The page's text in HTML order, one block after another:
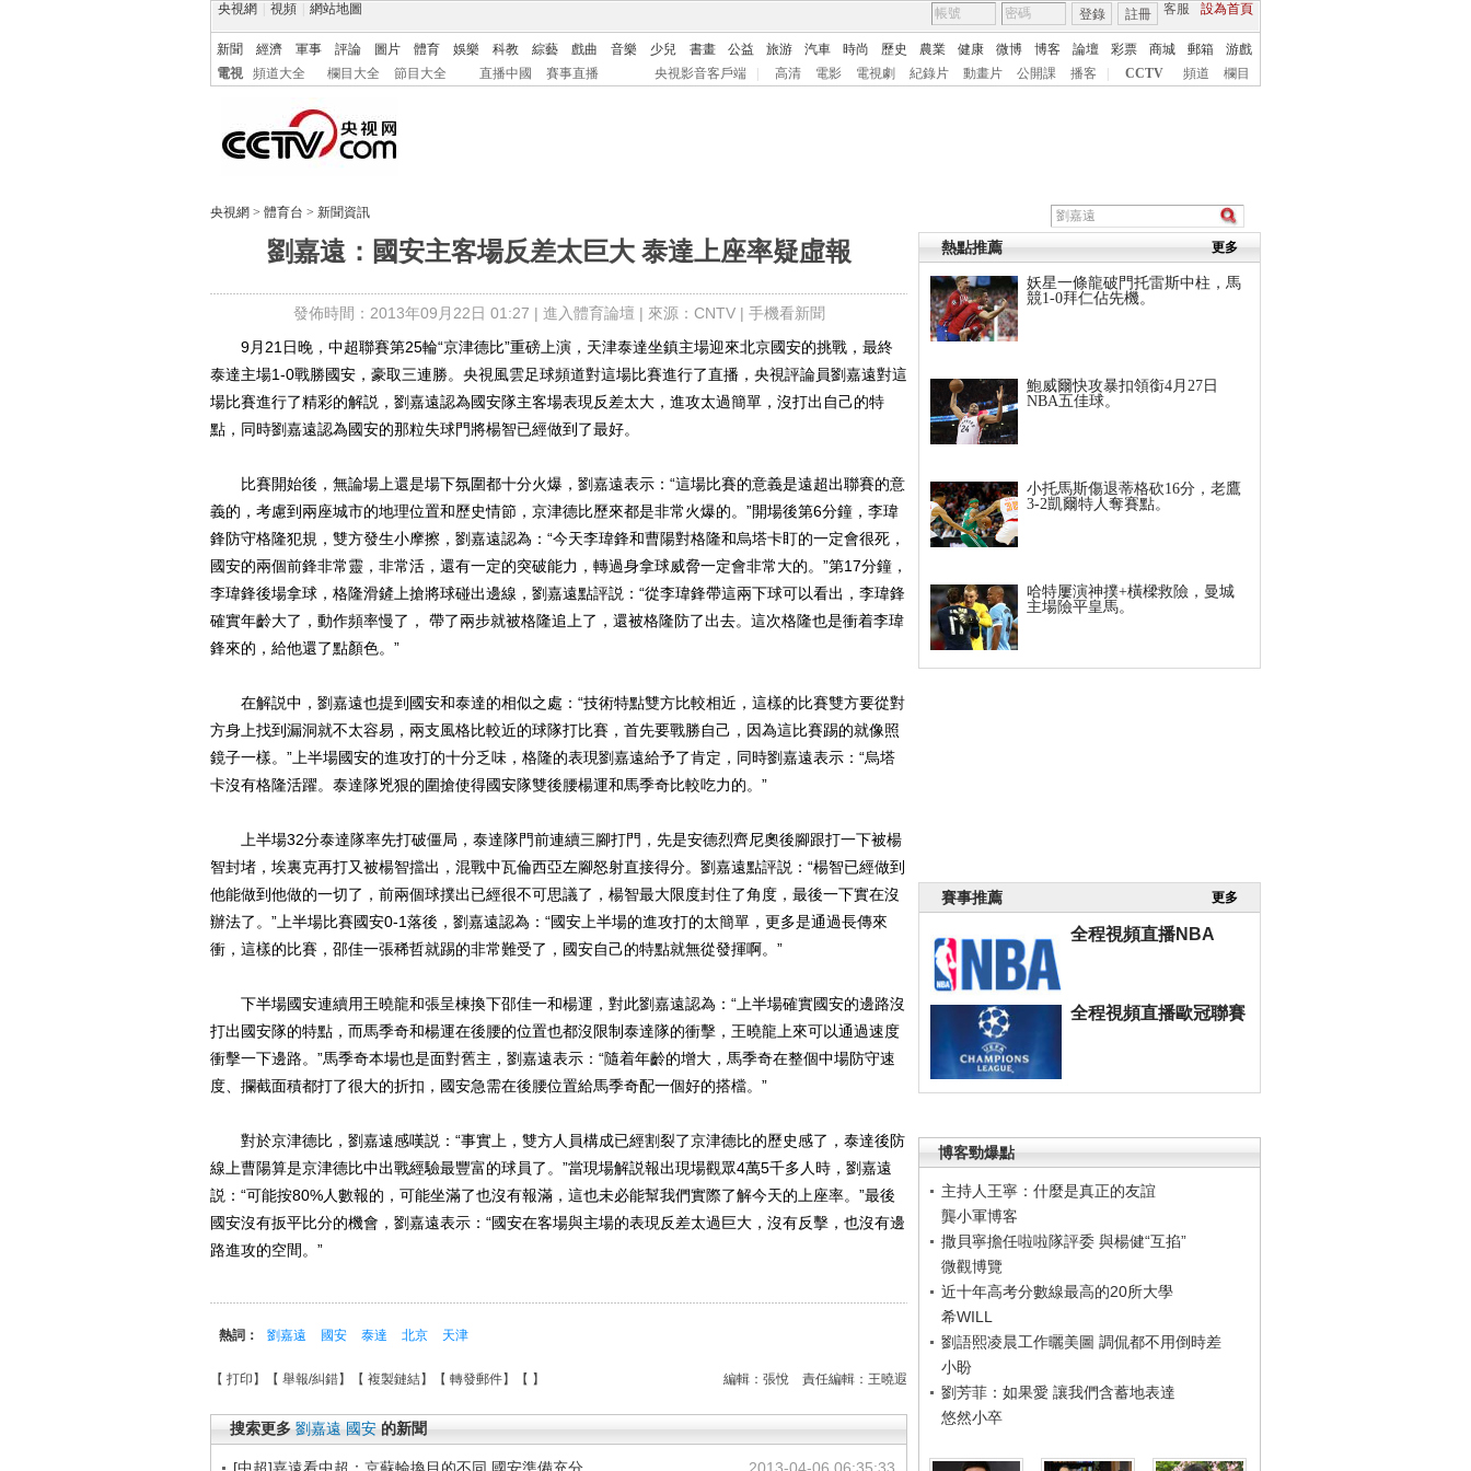
央視網 視頻 網站地圖 客服 設為首頁
登錄 註冊
新聞 經濟 軍事 評論 圖片 體育 娛樂 科教 綜藝 戲曲 音樂 少兒 書畫 公益 旅游 汽車 時尚 歷史 農業 健康 微博 博客 論壇 彩票 商城 郵箱
游戲
電視
頻道大全 欄目大全 節目大全 直播中國 賽事直播 央視影音客戶端 高清 電影 電視劇 紀錄片 動畫片 公開課 播客 CCTV 頻道 欄目
央視網 > 體育台 > 新聞資訊
劉嘉遠：國安主客場反差太巨大 泰達上座率疑虛報
發佈時間：2013年09月22日 01:27 | 進入體育論壇 | 來源：CNTV | 手機看新聞
熱點推薦 更多
妖星一條龍破門托雷斯中柱，馬
競1-0拜仁佔先機。
鮑威爾快攻暴扣領銜4月27日
NBA五佳球。
小托馬斯傷退蒂格砍16分，老鷹
3-2凱爾特人奪賽點。
哈特屢演神撲+橫樑救險，曼城
主場險平皇馬。
賽事推薦 更多
全程視頻直播NBA
全程視頻直播歐冠聯賽
博客勁爆點
主持人王寧：什麼是真正的友誼
龔小軍博客
撒貝寧擔任啦啦隊評委 與楊健“互掐”
微觀博覽
近十年高考分數線最高的20所大學
希WILL
劉語熙凌晨工作曬美圖 調侃都不用倒時差
小盼
劉芳菲：如果愛 讓我們含蓄地表達
悠然小卒
9月21日晚，中超聯賽第25輪“京津德比”重磅上演，天津泰達坐鎮主場迎來北京國安的挑戰，最終
泰達主場1-0戰勝國安，豪取三連勝。央視風雲足球頻道對這場比賽進行了直播，央視評論員劉嘉遠對這
場比賽進行了精彩的解説，劉嘉遠認為國安隊主客場表現反差太大，進攻太過簡單，沒打出自己的特
點，同時劉嘉遠認為國安的那粒失球門將楊智已經做到了最好。
比賽開始後，無論場上還是場下氛圍都十分火爆，劉嘉遠表示：“這場比賽的意義是遠超出聯賽的意
義的，考慮到兩座城市的地理位置和歷史情節，京津德比歷來都是非常火爆的。”開場後第6分鐘，李瑋
鋒防守格隆犯規，雙方發生小摩擦，劉嘉遠認為：“今天李瑋鋒和曹陽對格隆和烏塔卡盯的一定會很死，
國安的兩個前鋒非常靈，非常活，還有一定的突破能力，轉過身拿球威脅一定會非常大的。”第17分鐘，
李瑋鋒後場拿球，格隆滑鏟上搶將球碰出邊線，劉嘉遠點評説：“從李瑋鋒帶這兩下球可以看出，李瑋鋒
確實年齡大了，動作頻率慢了， 帶了兩步就被格隆追上了，還被格隆防了出去。這次格隆也是衝着李瑋
鋒來的，給他還了點顏色。”
在解説中，劉嘉遠也提到國安和泰達的相似之處：“技術特點雙方比較相近，這樣的比賽雙方要從對
方身上找到漏洞就不太容易，兩支風格比較近的球隊打比賽，首先要戰勝自己，因為這比賽踢的就像照
鏡子一樣。”上半場國安的進攻打的十分乏味，格隆的表現劉嘉遠給予了肯定，同時劉嘉遠表示：“烏塔
卡沒有格隆活躍。泰達隊兇狠的圍搶使得國安隊雙後腰楊運和馬季奇比較吃力的。”
上半場32分泰達隊率先打破僵局，泰達隊門前連續三腳打門，先是安德烈齊尼奧後腳跟打一下被楊
智封堵，埃裏克再打又被楊智擋出，混戰中瓦倫西亞左腳怒射直接得分。劉嘉遠點評説：“楊智已經做到
他能做到他做的一切了，前兩個球撲出已經很不可思議了，楊智最大限度封住了角度，最後一下實在沒
辦法了。”上半場比賽國安0-1落後，劉嘉遠認為：“國安上半場的進攻打的太簡單，更多是通過長傳來
衝，這樣的比賽，邵佳一張稀哲就踢的非常難受了，國安自己的特點就無從發揮啊。”
下半場國安連續用王曉龍和張呈棟換下邵佳一和楊運，對此劉嘉遠認為：“上半場確實國安的邊路沒
打出國安隊的特點，而馬季奇和楊運在後腰的位置也都沒限制泰達隊的衝擊，王曉龍上來可以通過速度
衝擊一下邊路。”馬季奇本場也是面對舊主，劉嘉遠表示：“隨着年齡的增大，馬季奇在整個中場防守速
度、攔截面積都打了很大的折扣，國安急需在後腰位置給馬季奇配一個好的搭檔。”
對於京津德比，劉嘉遠感嘆説：“事實上，雙方人員構成已經割裂了京津德比的歷史感了，泰達後防
線上曹陽算是京津德比中出戰經驗最豐富的球員了。”當現場解説報出現場觀眾4萬5千多人時，劉嘉遠
説：“可能按80%人數報的，可能坐滿了也沒有報滿，這也未必能幫我們實際了解今天的上座率。”最後
國安沒有扳平比分的機會，劉嘉遠表示：“國安在客場與主場的表現反差太過巨大，沒有反擊，也沒有邊
路進攻的空間。”
熱詞： 劉嘉遠 國安 泰達 北京 天津
編輯：張悅 責任編輯：王曉遐
【 打印 】【 舉報/糾錯】【 複製鏈結】【 轉發郵件】【 】
搜索更多 劉嘉遠 國安 的新聞